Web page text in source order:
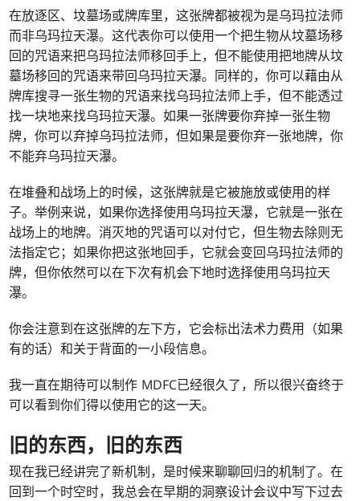
在放逐区、坟墓场或牌库里，这张牌都被视为是乌玛拉法师
而非乌玛拉天瀑。这代表你可以使用一个把生物从坟墓场移
回的咒语来把乌玛拉法师移回手上，但不能使用把地牌从坟
墓场移回的咒语来带回乌玛拉天瀑。同样的，你可以藉由从
牌库搜寻一张生物的咒语来找乌玛拉法师上手，但不能透过
找一块地来找乌玛拉天瀑。如果一张牌要你弃掉一张生物
牌，你可以弃掉乌玛拉法师，但如果是要你弃一张地牌，你
不能弃乌玛拉天瀑。
在堆叠和战场上的时候，这张牌就是它被施放或使用的样
子。举例来说，如果你选择使用乌玛拉天瀑，它就是一张在
战场上的地牌。消灭地的咒语可以对付它，但生物去除则无
法指定它；如果你把这张地回手，它就会变回乌玛拉法师的
牌，但你依然可以在下次有机会下地时选择使用乌玛拉天
瀑。
你会注意到在这张牌的左下方，它会标出法术力费用（如果
有的话）和关于背面的一小段信息。
我一直在期待可以制作 MDFC已经很久了，所以很兴奋终于
可以看到你们得以使用它的这一天。
旧的东西，旧的东西
现在我已经讲完了新机制，是时候来聊聊回归的机制了。在
回到一个时空时，我总会在早期的洞察设计会议中写下过去